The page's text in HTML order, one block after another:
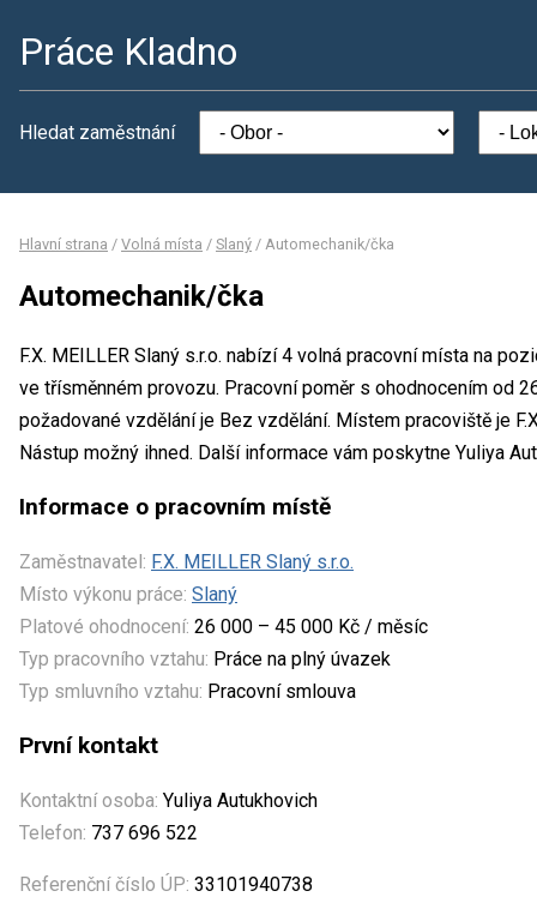
Práce Kladno
Hledat zaměstnání
Hlavní strana / Volná místa / Slaný / Automechanik/čka
Automechanik/čka
F.X. MEILLER Slaný s.r.o. nabízí 4 volná pracovní místa na
ve třísměnném provozu. Pracovní poměr s ohodnocením od
požadované vzdělání je Bez vzdělání. Místem pracoviště je
Nástup možný ihned. Další informace vám poskytne Yuliya
Informace o pracovním místě
Zaměstnavatel: F.X. MEILLER Slaný s.r.o.
Místo výkonu práce: Slaný
Platové ohodnocení: 26 000 – 45 000 Kč / měsíc
Typ pracovního vztahu: Práce na plný úvazek
Typ smluvního vztahu: Pracovní smlouva
První kontakt
Kontaktní osoba: Yuliya Autukhovich
Telefon: 737 696 522
Referenční číslo ÚP: 33101940738